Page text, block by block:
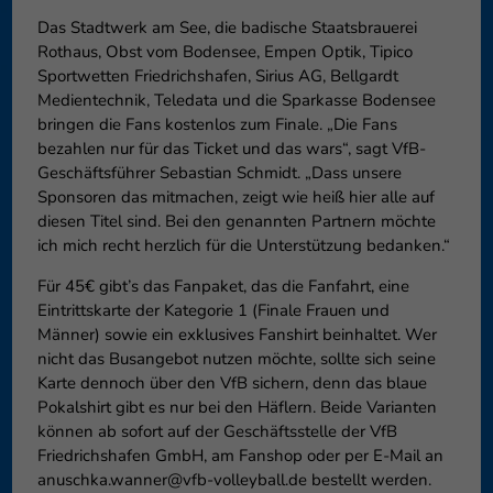
Das Stadtwerk am See, die badische Staatsbrauerei
Rothaus, Obst vom Bodensee, Empen Optik, Tipico
Sportwetten Friedrichshafen, Sirius AG, Bellgardt
Medientechnik, Teledata und die Sparkasse Bodensee
bringen die Fans kostenlos zum Finale. „Die Fans
bezahlen nur für das Ticket und das wars“, sagt VfB-
Geschäftsführer Sebastian Schmidt. „Dass unsere
Sponsoren das mitmachen, zeigt wie heiß hier alle auf
diesen Titel sind. Bei den genannten Partnern möchte
ich mich recht herzlich für die Unterstützung bedanken.“
Für 45€ gibt’s das Fanpaket, das die Fanfahrt, eine
Eintrittskarte der Kategorie 1 (Finale Frauen und
Männer) sowie ein exklusives Fanshirt beinhaltet. Wer
nicht das Busangebot nutzen möchte, sollte sich seine
Karte dennoch über den VfB sichern, denn das blaue
Pokalshirt gibt es nur bei den Häflern. Beide Varianten
können ab sofort auf der Geschäftsstelle der VfB
Friedrichshafen GmbH, am Fanshop oder per E-Mail an
anuschka.wanner@vfb-volleyball.de bestellt werden.
Cookie-Informationen anzeigen
Externe Medien (6)
Inhalte von Videoplattformen und Social-Media-Plattformen werden
standardmäßig blockiert. Wenn Cookies von externen Medien akzeptiert
werden, bedarf der Zugriff auf diese Inhalte keiner manuellen
Einwilligung mehr.
Cookie-Informationen anzeigen
Datenschutzerklärung Impressum